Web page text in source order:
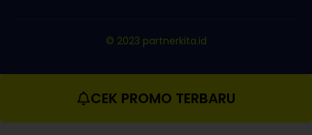
© 2023 partnerkita.id
CEK PROMO TERBARU